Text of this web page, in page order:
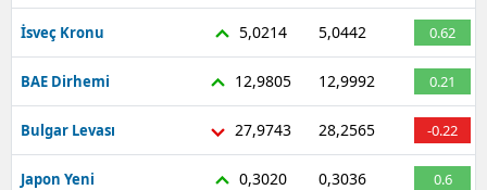
Konya
Kütahya
Malatya
İsveç Kronu 5,0214 5,0442 0.62
BAE Dirhemi 12,9805 12,9992 0.21
Bulgar Levası 27,9743 28,2565 -0.22
Japon Yeni 0,3020 0,3036 0.6